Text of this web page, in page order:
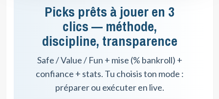
Picks prêts à jouer en 3
clics — méthode,
discipline, transparence
Safe / Value / Fun + mise (% bankroll) +
confiance + stats. Tu choisis ton mode :
préparer ou exécuter en live.